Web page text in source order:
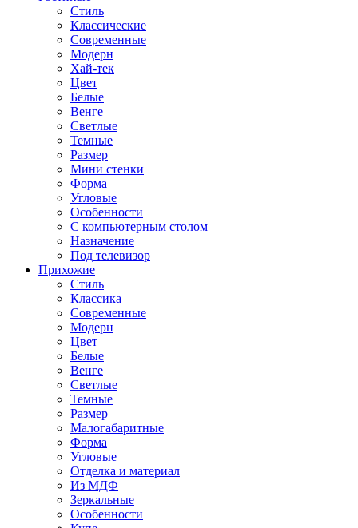
Стиль
Классические
Современные
Модерн
Хай-тек
Цвет
Белые
Венге
Светлые
Темные
Размер
Мини стенки
Форма
Угловые
Особенности
С компьютерным столом
Назначение
Под телевизор
Прихожие
Стиль
Классика
Современные
Модерн
Цвет
Белые
Венге
Светлые
Темные
Размер
Малогабаритные
Форма
Угловые
Отделка и материал
Из МДФ
Зеркальные
Особенности